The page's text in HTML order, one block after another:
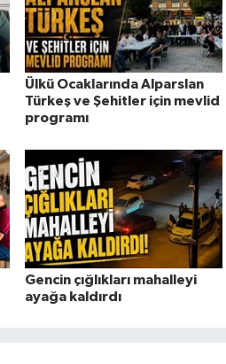
Ülkü Ocaklarında Alparslan
Türkeş ve Şehitler için mevlid
programı
Gencin çığlıkları mahalleyi
ayağa kaldırdı